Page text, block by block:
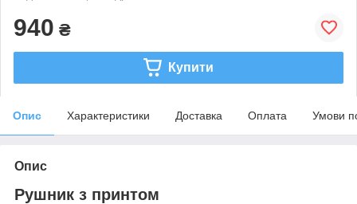
940 ₴
Купити
Опис Характеристики Доставка Оплата Умови
Опис
Рушник з принтом